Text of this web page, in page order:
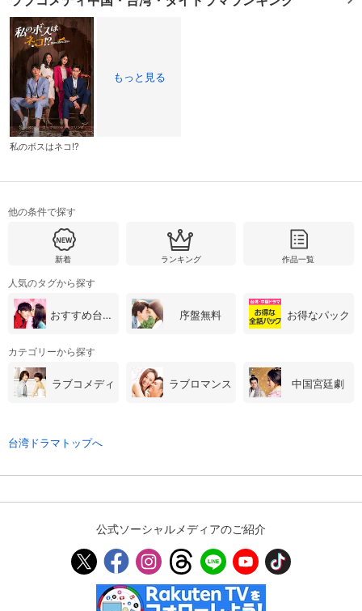
メルマガ
メルマガの配信停止、配信先のメールアド
定額見放題解約
可能です。
私のボスはネコ!?
もっと見る
他の条件で探す
新着 ランキング 作品一覧
人気のタグから探す
おすすめ台湾・中国ドラマ 序盤無料 お得なパック
カテゴリーから探す
ラブコメディ ラブロマンス 中国宮廷劇
台湾ドラマトップへ
公式ソーシャルメディアのご紹介